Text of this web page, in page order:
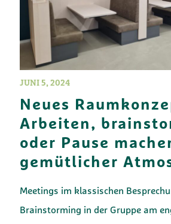
JUNI 5, 2024
Neues
Arbeiten,
oder Pause
gemütlicher
Meetings im klassischen
Brainstorming in der Gruppe am